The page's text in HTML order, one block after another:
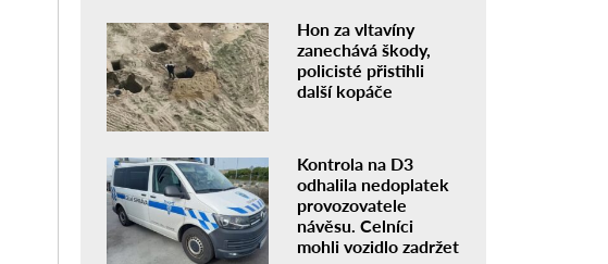
Hon za vltavíny
zanechává škody,
policisté přistihli
další kopáče
Kontrola na D3
odhalila nedoplatek
provozovatele
návěsu. Celníci
mohli vozidlo zadržet